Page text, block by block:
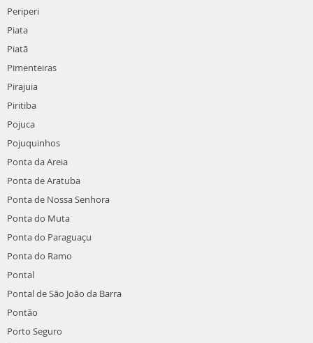
Periperi
Piata
Piatã
Pimenteiras
Pirajuia
Piritiba
Pojuca
Pojuquinhos
Ponta da Areia
Ponta de Aratuba
Ponta de Nossa Senhora
Ponta do Muta
Ponta do Paraguaçu
Ponta do Ramo
Pontal
Pontal de São João da Barra
Pontão
Porto Seguro